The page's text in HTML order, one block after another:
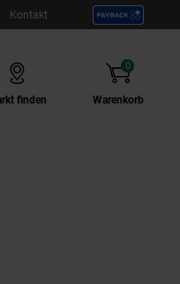
Kontakt
finden Warenkorb
0
Artikel